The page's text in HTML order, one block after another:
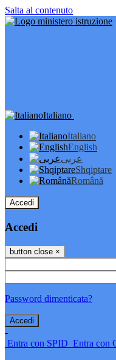
Salta al contenuto
Italiano
Italiano
English
عربى
Shqiptare
Română
Accedi
Accedi
button close ×
Password dimenticata?
-
Entra con SPID Entra con